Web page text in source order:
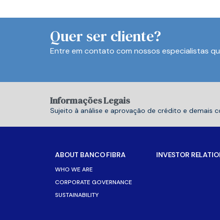
Quer ser cliente?
Entre em contato com nossos especialistas
Informações Legais
Sujeito à análise e aprovação de crédito e demais
ABOUT BANCO FIBRA
WHO WE ARE
CORPORATE GOVERNANCE
SUSTAINABILITY
INVESTOR